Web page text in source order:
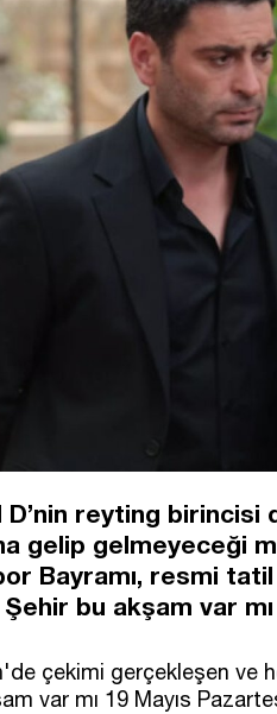
D’nin reyting
gelip gelmeyeceği
Bayramı, resmi
bu akşam var mı
çekimi gerçekleşen ve
var mı 19 Mayıs